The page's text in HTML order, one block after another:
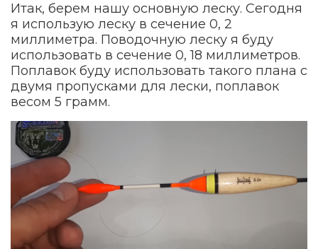
Итак, берем нашу основную леску. Сегодня
я использую леску в сечение 0, 2
миллиметра. Поводочную леску я буду
использовать в сечение 0, 18 миллиметров.
Поплавок буду использовать такого плана с
двумя пропусками для лески, поплавок
весом 5 грамм.